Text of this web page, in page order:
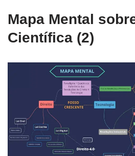
Mapa Mental
Científica (2)